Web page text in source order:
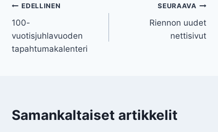
Artikkelien
selaus
EDELLINEN
100-
vuotisjuhlavuoden
tapahtumakalenteri
SEURAAVA
Riennon uudet
nettisivut
Samankaltaiset artikkelit